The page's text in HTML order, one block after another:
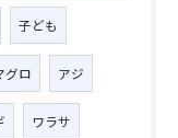
子ども
グロ アジ
ワラサ